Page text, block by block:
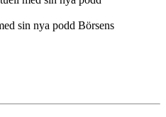
sin nya podd Börsens